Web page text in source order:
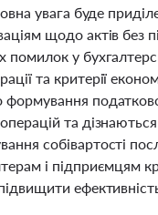
увага буде
щодо актів без
у
та критерії
та
собівартості
і підприємцям